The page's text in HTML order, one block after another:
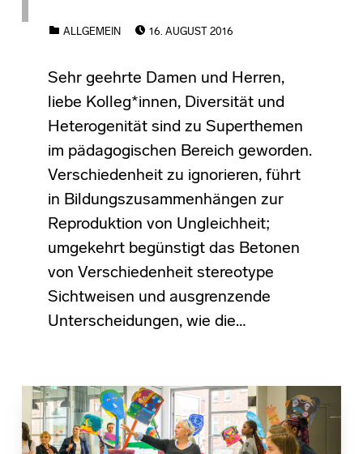
ALLGEMEIN
16. AUGUST 2016
Sehr geehrte Damen und Herren,
liebe Kolleg*innen, Diversität und
Heterogenität sind zu Superthemen
im pädagogischen Bereich geworden.
Verschiedenheit zu ignorieren, führt
in Bildungszusammenhängen zur
Reproduktion von Ungleichheit;
umgekehrt begünstigt das Betonen
von Verschiedenheit stereotype
Sichtweisen und ausgrenzende
Unterscheidungen, wie die…